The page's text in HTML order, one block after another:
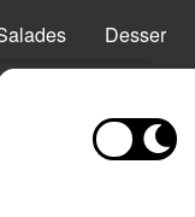
Desserts